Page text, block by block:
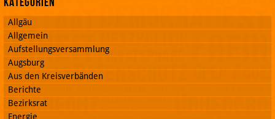
Allgäu
Allgemein
Aufstellungsversammlung
Augsburg
Aus den Kreisverbänden
Berichte
Bezirksrat
Energie